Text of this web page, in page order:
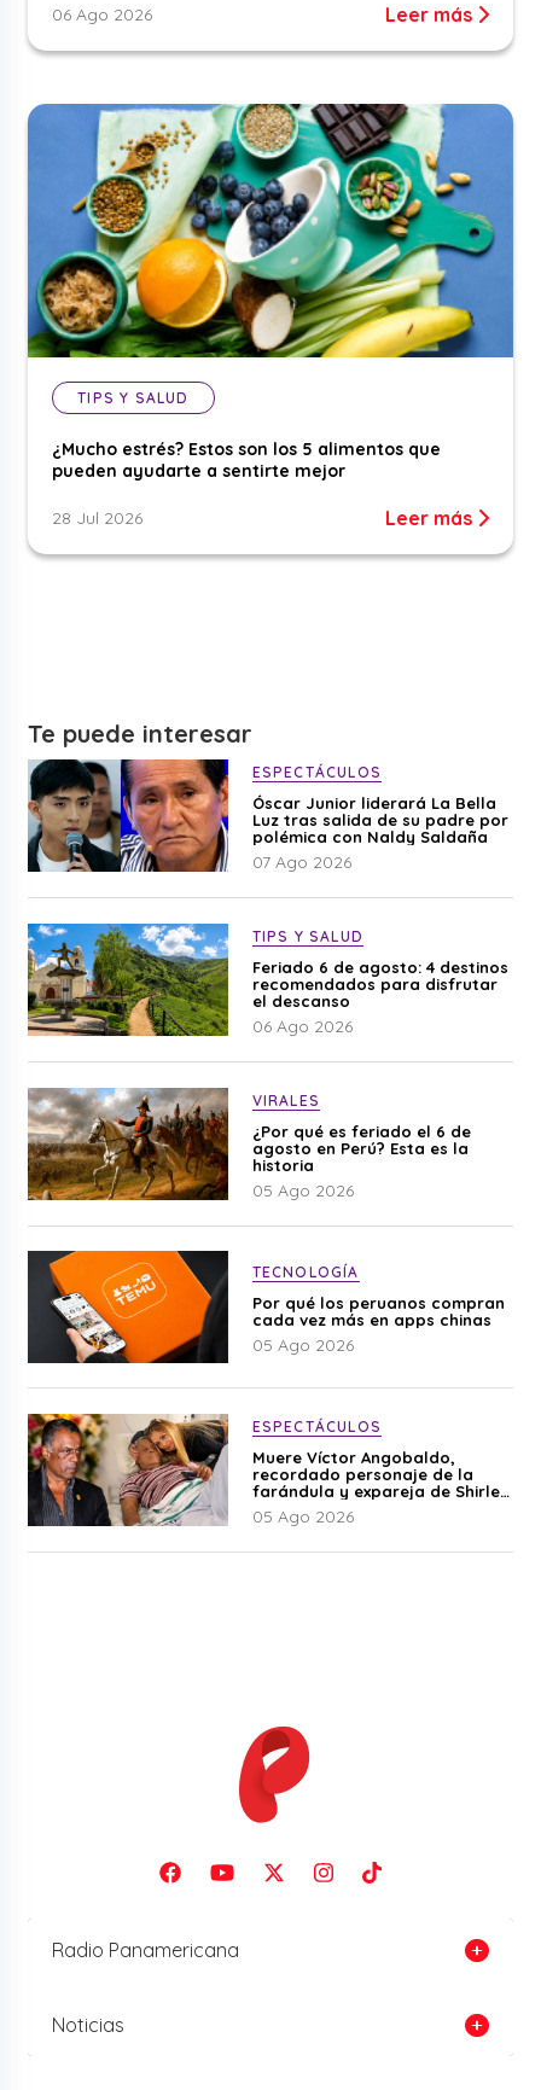
06 Ago 2026 Leer más
TIPS Y SALUD
¿Mucho estrés? Estos son los 5 alimentos que
pueden ayudarte a sentirte mejor
28 Jul 2026 Leer más
Te puede interesar
ESPECTÁCULOS
Óscar Junior liderará La Bella
Luz tras salida de su padre por
polémica con Naldy Saldaña
07 Ago 2026
TIPS Y SALUD
Feriado 6 de agosto: 4 destinos
recomendados para disfrutar
el descanso
06 Ago 2026
VIRALES
¿Por qué es feriado el 6 de
agosto en Perú? Esta es la
historia
05 Ago 2026
TECNOLOGÍA
Por qué los peruanos compran
cada vez más en apps chinas
05 Ago 2026
ESPECTÁCULOS
Muere Víctor Angobaldo,
recordado personaje de la
farándula y expareja de Shirley
Cherres
05 Ago 2026
Radio Panamericana
Noticias